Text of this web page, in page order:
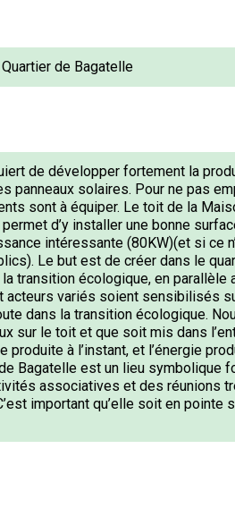
de Bagatelle
de développer fortement la
panneaux solaires. Pour ne pas
sont à équiper. Le toit de la
d’y installer une bonne
intéressante (80KW)(et si ce
Le but est de créer dans le
transition écologique, en parallèle
acteurs variés soient sensibilisés
dans la transition écologique.
sur le toit et que soit mis dans
produite à l’instant, et l’énergie
Bagatelle est un lieu symbolique
associatives et des réunions
important qu’elle soit en pointe